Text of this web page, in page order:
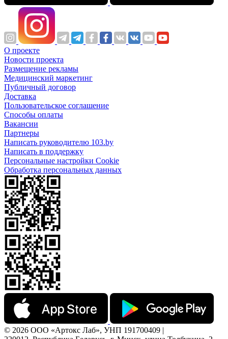
О проекте
Новости проекта
Размещение рекламы
Медицинский маркетинг
Публичный договор
Доставка
Пользовательское соглашение
Способы оплаты
Вакансии
Партнеры
Написать руководителю 103.by
Написать в поддержку
Персональные настройки Cookie
Обработка персональных данных
© 2026 ООО «Артокс Лаб», УНП 191700409 |